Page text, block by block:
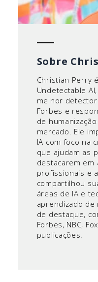
Sobre
Christian Perry
Undetectable
melhor
Forbes e
de
mercado. Ele
IA com foco na
que ajudam as
destacarem em
profissionais e
compartilhou
áreas de IA e
aprendizado de
de destaque,
Forbes, NBC,
publicações.